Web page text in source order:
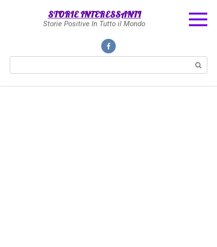
STORIE INTERESSANTI
Storie Positive In Tutto il Mondo